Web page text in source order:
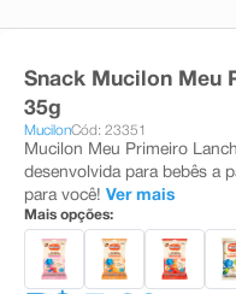
Snack Mucilon Meu
35g
MucilonCód: 23351
Mucilon Meu Primeiro
desenvolvida para bebês a
para você! Ver mais
Mais opções: